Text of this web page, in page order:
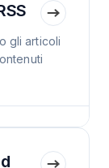
gli articoli